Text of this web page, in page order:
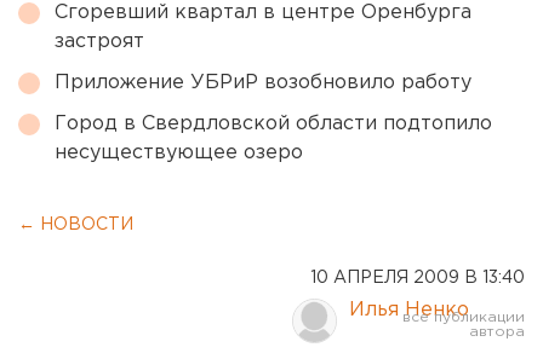
Сгоревший квартал в центре Оренбурга
застроят
Приложение УБРиР возобновило работу
Город в Свердловской области подтопило
несуществующее озеро
← НОВОСТИ
10 АПРЕЛЯ 2009 В 13:40
Илья Ненко